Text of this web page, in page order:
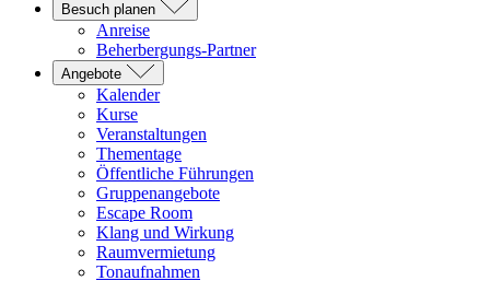
Besuch planen
Anreise
Beherbergungs-Partner
Angebote
Kalender
Kurse
Veranstaltungen
Thementage
Öffentliche Führungen
Gruppenangebote
Escape Room
Klang und Wirkung
Raumvermietung
Tonaufnahmen